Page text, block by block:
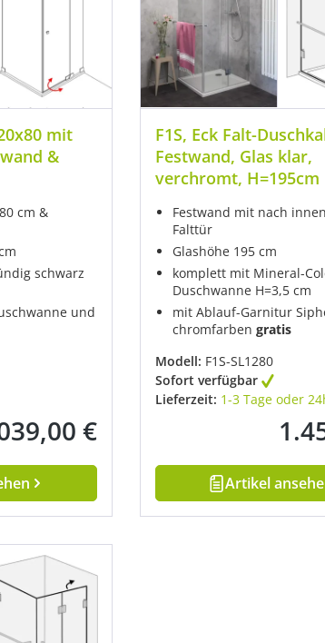
mit
&
cm &
schwarz
und
Preis:
€
F1S, Eck Falt-
Festwand, Glas klar,
verchromt, H=195cm
Festwand mit nach
Falttür
Glashöhe 195 cm
komplett mit Mineral-
Duschwanne H=3,5 cm
mit Ablauf-Garnitur
chromfarbengratis
Modell: F1S-SL1280
Sofort verfügbar
Lieferzeit: 1-3 Tage oder
Artikel